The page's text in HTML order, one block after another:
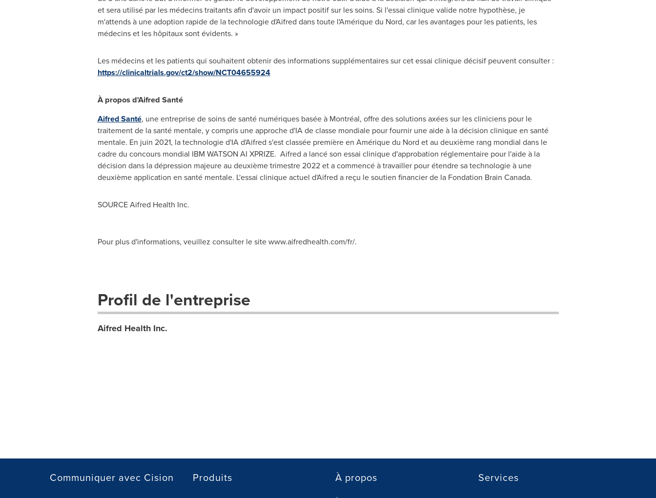
et sera utilisé par les médecins traitants afin d'avoir un impact positif sur les soins. Si l'essai clinique valide notre hypothèse, je
m'attends à une adoption rapide de la technologie d'Aifred dans toute l'Amérique du Nord, car les avantages pour les patients, les
médecins et les hôpitaux sont évidents. »
Les médecins et les patients qui souhaitent obtenir des informations supplémentaires sur cet essai clinique décisif peuvent consulter :
https://clinicaltrials.gov/ct2/show/NCT04655924
À propos d'Aifred Santé
AifredSanté, une entreprise de soins de santé numériques basée à Montréal, offre des solutions axées sur les cliniciens pour le
traitement de la santé mentale, y compris une approche d'IA de classe mondiale pour fournir une aide à la décision clinique en santé
mentale. En juin 2021, la technologie d'IA d'Aifred s'est classée première en Amérique du Nord et au deuxième rang mondial dans le
cadre du concours mondial IBM WATSON AI XPRIZE. Aifred a lancé son essai clinique d'approbation réglementaire pour l'aide à la
décision dans la dépression majeure au deuxième trimestre2022 eta commencé à travailler pour étendre sa technologie à une
deuxième application en santé mentale. L'essai clinique actuel d'Aifred a reçu le soutien financier de la Fondation Brain Canada.
SOURCE Aifred Health Inc.
Pour plus d'informations, veuillez consulter le site www.aifredhealth.com/fr/.
Profil de l'entreprise
Aifred Health Inc.
Communiquer avec Cision Produits À propos Services